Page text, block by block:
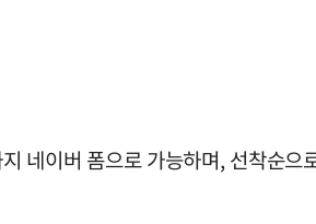
네이버 폼으로 가능하며, 선착순